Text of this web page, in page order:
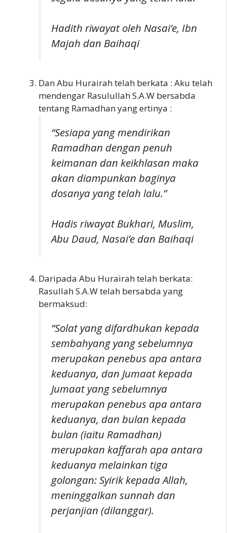
Hadith riwayat oleh Nasai’e, Ibn
Majah dan Baihaqi
Dan Abu Hurairah telah berkata : Aku telah
mendengar Rasulullah S.A.W bersabda
tentang Ramadhan yang ertinya :
“Sesiapa yang mendirikan
Ramadhan dengan penuh
keimanan dan keikhlasan maka
akan diampunkan baginya
dosanya yang telah lalu.”
Hadis riwayat Bukhari, Muslim,
Abu Daud, Nasai’e dan Baihaqi
Daripada Abu Hurairah telah berkata:
Rasullah S.A.W telah bersabda yang
bermaksud:
“Solat yang difardhukan kepada
sembahyang yang sebelumnya
merupakan penebus apa antara
keduanya, dan Jumaat kepada
Jumaat yang sebelumnya
merupakan penebus apa antara
keduanya, dan bulan kepada
bulan (iaitu Ramadhan)
merupakan kaffarah apa antara
keduanya melainkan tiga
golongan: Syirik kepada Allah,
meninggalkan sunnah dan
perjanjian (dilanggar).